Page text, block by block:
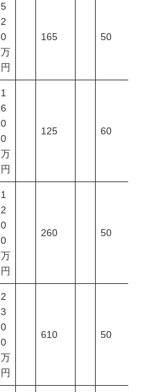
5
2
0
万
円
165 50
1
6
0
0
万
円
125 60
1
2
0
0
万
円
260 50
2
3
0
0
万
円
610 50